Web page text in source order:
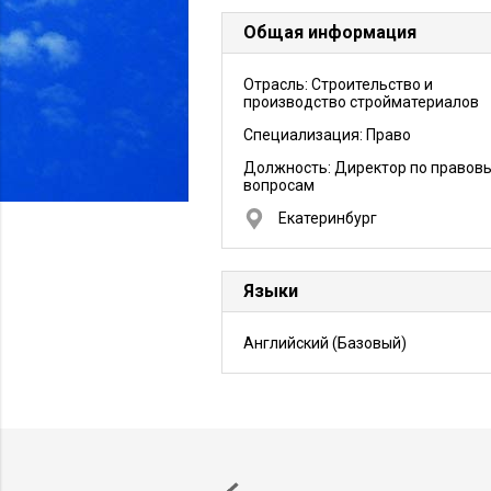
Общая информация
Отрасль: Строительство и
производство стройматериалов
Специализация: Право
Должность: Директор по
вопросам
Екатеринбург
Языки
Английский (Базовый)